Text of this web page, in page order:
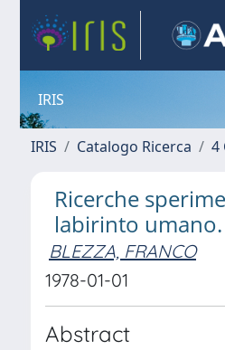
IRIS
IRIS Catalogo Ricerca 4
Ricerche
labirinto umano.
BLEZZA, FRANCO
1978-01-01
Abstract